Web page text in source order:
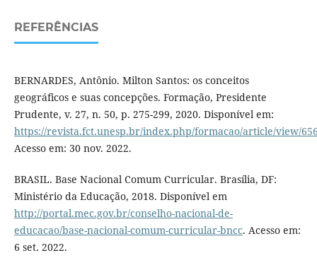
REFERÊNCIAS
BERNARDES, Antônio. Milton Santos: os conceitos
geográficos e suas concepções. Formação, Presidente
Prudente, v. 27, n. 50, p. 275-299, 2020. Disponível em:
https://revista.fct.unesp.br/index.php/formacao/article/view/
Acesso em: 30 nov. 2022.
BRASIL. Base Nacional Comum Curricular. Brasília, DF:
Ministério da Educação, 2018. Disponível em
http://portal.mec.gov.br/conselho-nacional-de-
educacao/base-nacional-comum-curricular-bncc. Acesso em:
6 set. 2022.